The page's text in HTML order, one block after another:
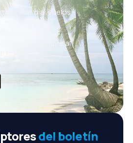
cada día: vuelos,
escapadas
de reservas
importa, siempre al
del boletín